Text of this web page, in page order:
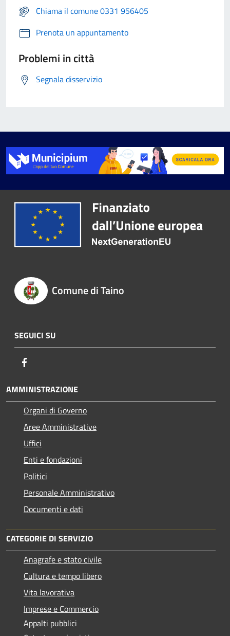
Chiama il comune 0331 956405
Prenota un appuntamento
Problemi in città
Segnala disservizio
Comune di Taino
SEGUICI SU
AMMINISTRAZIONE
Organi di Governo
Aree Amministrative
Uffici
Enti e fondazioni
Politici
Personale Amministrativo
Documenti e dati
CATEGORIE DI SERVIZIO
Anagrafe e stato civile
Cultura e tempo libero
Vita lavorativa
Imprese e Commercio
Appalti pubblici